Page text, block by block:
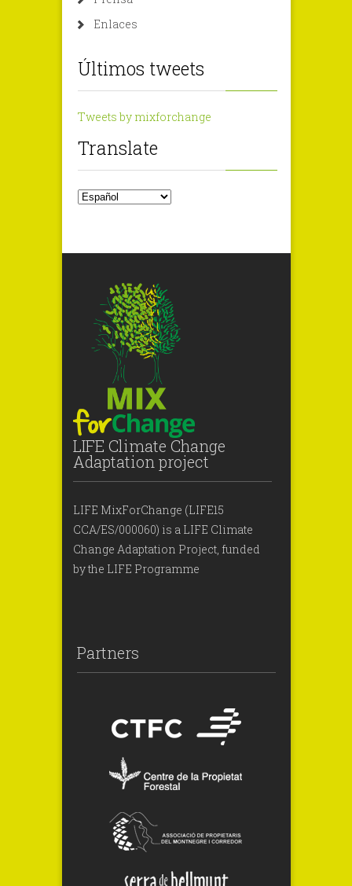
Enlaces
Últimos tweets
Tweets by mixforchange
Translate
LIFE Climate Change
Adaptation project
LIFE MixForChange (LIFE15
CCA/ES/000060) is a LIFE Climate
Change Adaptation Project, funded
by the LIFE Programme
Partners